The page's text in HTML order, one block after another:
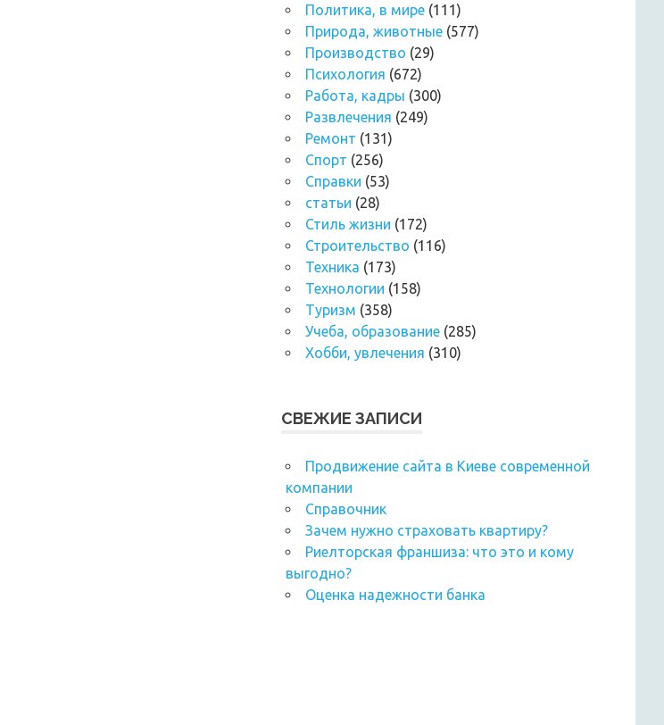
Политика, в мире (111)
Природа, животные (577)
Производство (29)
Психология (672)
Работа, кадры (300)
Развлечения (249)
Ремонт (131)
Спорт (256)
Справки (53)
статьи (28)
Стиль жизни (172)
Строительство (116)
Техника (173)
Технологии (158)
Туризм (358)
Учеба, образование (285)
Хобби, увлечения (310)
СВЕЖИЕ ЗАПИСИ
Продвижение сайта в Киеве современной
компании
Справочник
Зачем нужно страховать квартиру?
Риелторская франшиза: что это и кому
выгодно?
Оценка надежности банка